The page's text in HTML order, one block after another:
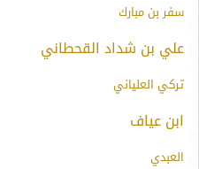
سفر بن مبارك
علي بن شداد القحطاني
تركي العلياني
ابن عياف
العبدي